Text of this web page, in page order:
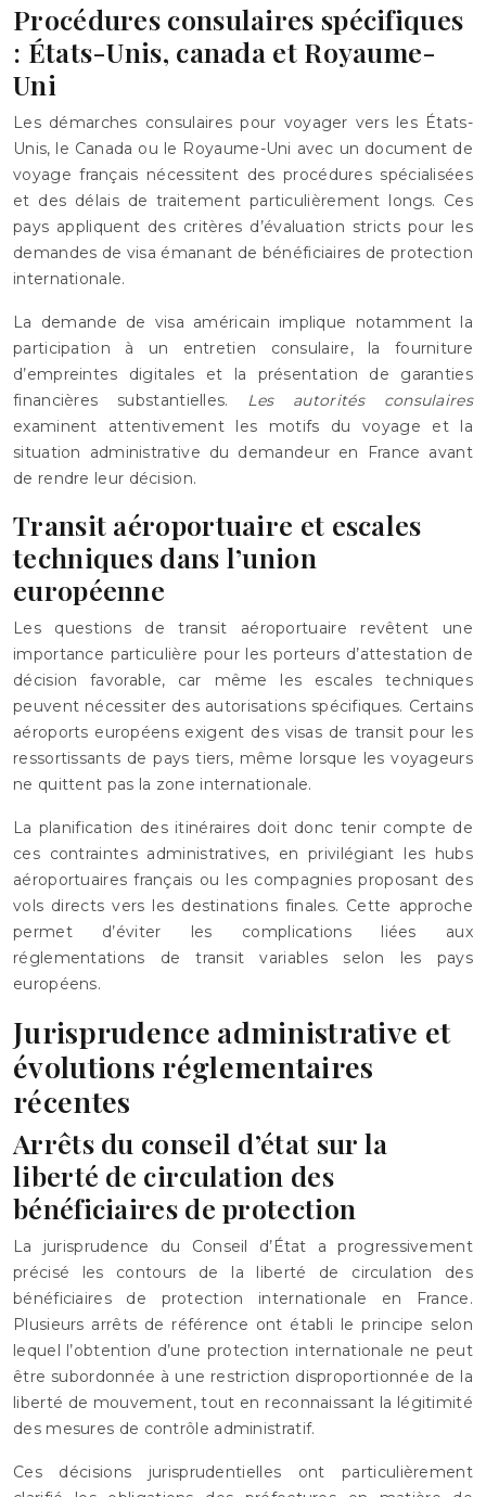
Procédures consulaires spécifiques
: États-Unis, canada et Royaume-
Uni
Les démarches consulaires pour voyager vers les États-
Unis, le Canada ou le Royaume-Uni avec un document de
voyage français nécessitent des procédures spécialisées
et des délais de traitement particulièrement longs. Ces
pays appliquent des critères d’évaluation stricts pour les
demandes de visa émanant de bénéficiaires de protection
internationale.
La demande de visa américain implique notamment la
participation à un entretien consulaire, la fourniture
d’empreintes digitales et la présentation de garanties
financières substantielles. Les autorités consulaires
examinent attentivement les motifs du voyage et la
situation administrative du demandeur en France avant
de rendre leur décision.
Transit aéroportuaire et escales
techniques dans l’union
européenne
Les questions de transit aéroportuaire revêtent une
importance particulière pour les porteurs d’attestation de
décision favorable, car même les escales techniques
peuvent nécessiter des autorisations spécifiques. Certains
aéroports européens exigent des visas de transit pour les
ressortissants de pays tiers, même lorsque les voyageurs
ne quittent pas la zone internationale.
La planification des itinéraires doit donc tenir compte de
ces contraintes administratives, en privilégiant les hubs
aéroportuaires français ou les compagnies proposant des
vols directs vers les destinations finales. Cette approche
permet d’éviter les complications liées aux
réglementations de transit variables selon les pays
européens.
Jurisprudence administrative et
évolutions réglementaires
récentes
Arrêts du conseil d’état sur la
liberté de circulation des
bénéficiaires de protection
La jurisprudence du Conseil d’État a progressivement
précisé les contours de la liberté de circulation des
bénéficiaires de protection internationale en France.
Plusieurs arrêts de référence ont établi le principe selon
lequel l’obtention d’une protection internationale ne peut
être subordonnée à une restriction disproportionnée de la
liberté de mouvement, tout en reconnaissant la légitimité
des mesures de contrôle administratif.
Ces décisions jurisprudentielles ont particulièrement